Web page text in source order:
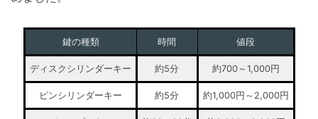
鍵の種類 時間 値段
ディスクシリンダーキー 約5分 約700～1,000円
ピンシリンダーキー 約5分 約1,000円～2,000円